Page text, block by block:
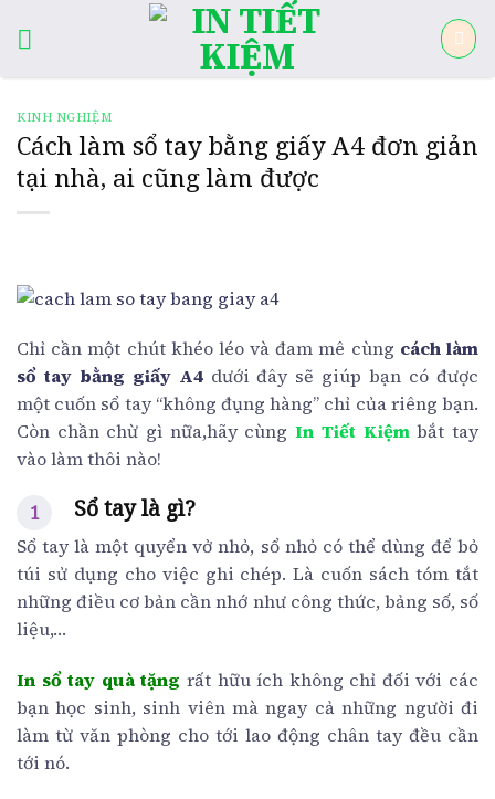
KINH NGHIỆM
Cách làm sổ tay bằng giấy A4 đơn giản
tại nhà, ai cũng làm được
Chỉ cần một chút khéo léo và đam mê cùng cách làm
sổ tay bằng giấy A4dưới đây sẽ giúp bạn có được
một cuốn sổ tay “không đụng hàng” chỉ của riêng bạn.
Còn chần chừ gì nữa,hãy cùngIn Tiết Kiệmbắt tay
vào làm thôi nào!
Sổ tay là gì?
Sổ tay là một quyển vở nhỏ, sổ nhỏ có thể dùng để bỏ
túi sử dụng cho việc ghi chép. Là cuốn sách tóm tắt
những điều cơ bản cần nhớ như công thức, bảng số, số
liệu,…
In sổ tay quà tặng rất hữu ích không chỉ đối với các
bạn học sinh, sinh viên mà ngay cả những người đi
làm từ văn phòng cho tới lao động chân tay đều cần
tới nó.